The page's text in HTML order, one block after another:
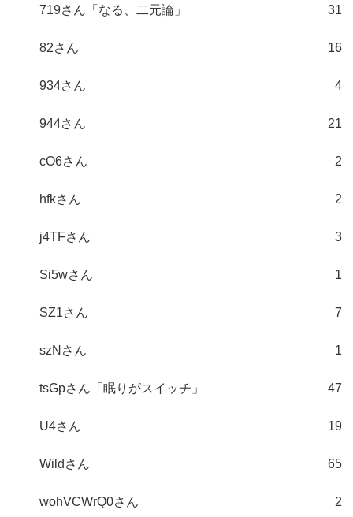
719さん「なる、二元論」 31
82さん 16
934さん 4
944さん 21
cO6さん 2
hfkさん 2
j4TFさん 3
Si5wさん 1
SZ1さん 7
szNさん 1
tsGpさん「眠りがスイッチ」 47
U4さん 19
Wildさん 65
wohVCWrQ0さん 2